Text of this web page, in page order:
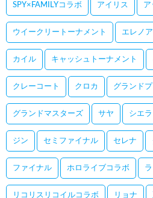
SPY×FAMILYコラボ アイリス ア
ウイークリートーナメント エレノア
カイル キャッシュトーナメント
クレーコート クロカ グランド
グランドマスターズ サヤ シエラ
ジン セミファイナル セレナ
ファイナル ホロライブコラボ
リコリスリコイルコラボ リョナ